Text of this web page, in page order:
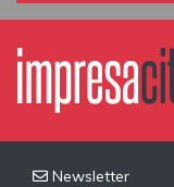
Newsletter